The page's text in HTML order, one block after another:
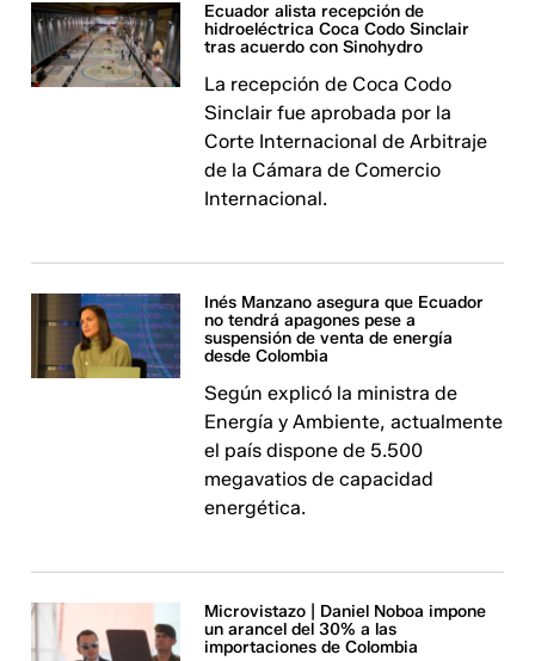
Ecuador alista recepción de
hidroeléctrica Coca Codo Sinclair
tras acuerdo con Sinohydro
La recepción de Coca Codo
Sinclair fue aprobada por la
Corte Internacional de Arbitraje
de la Cámara de Comercio
Internacional.
Inés Manzano asegura que Ecuador
no tendrá apagones pese a
suspensión de venta de energía
desde Colombia
Según explicó la ministra de
Energía y Ambiente, actualmente
el país dispone de 5.500
megavatios de capacidad
energética.
Microvistazo | Daniel Noboa impone
un arancel del 30% a las
importaciones de Colombia